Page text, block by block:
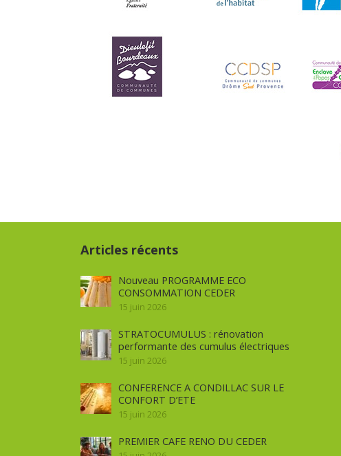
Articles récents
Nouveau PROGRAMME ECO
CONSOMMATION CEDER
15 juin 2026
STRATOCUMULUS : rénovation
performante des cumulus électriques
15 juin 2026
CONFERENCE A CONDILLAC SUR LE
CONFORT D’ETE
15 juin 2026
PREMIER CAFE RENO DU CEDER